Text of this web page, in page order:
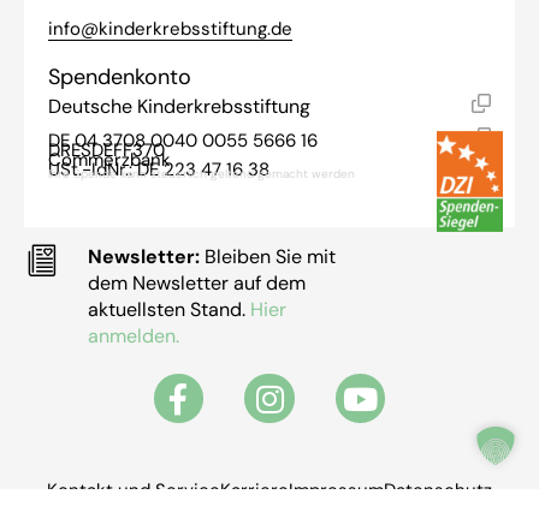
info@kinderkrebsstiftung.de
Spendenkonto
Deutsche Kinderkrebsstiftung
DE 04 3708 0040 0055 5666 16
DRESDEFF370
Commerzbank
USt.-IdNr.: DE 223 47 16 38
Ihre Spende kann steuerlich geltend gemacht werden
Newsletter:Bleiben Sie mit
dem Newsletter auf dem
aktuellsten Stand. Hier
anmelden.
Kontakt und ServiceKarriereImpressumDatenschutz